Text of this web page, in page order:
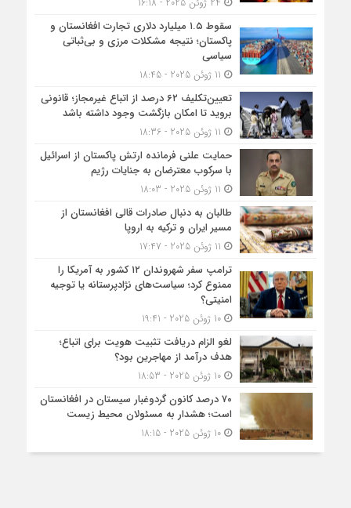
سقوط ۱.۵ میلیارد دلاری تجارت افغانستان و
پاکستان؛ نتیجه مشکلات مرزی و بی‌ثباتی
سیاسی
تعیین‌تکلیف ۶۲ درصد از اتباع غیرمجاز؛ قانونی
بروید تا امکان بازگشت وجود داشته باشد
حمایت علنی فرمانده ارتش پاکستان از اسرائیل
با سرکوب معترضان به جنایات رژیم
طالبان به دنبال صادرات قالی افغانستان از
مسیر ایران و ترکیه به اروپا
ترامپ سفر شهروندان ۱۲ کشور به آمریکا را
ممنوع کرد؛ سیاست‌های نژادپرستانه یا توجیه
امنیتی؟
10 ژوئن 2025 - 19:41
لغو الزام دریافت تثبیت هویت برای اتباع؛
هدف درآمد از مهاجرین بود؟
10 ژوئن 2025 - 18:53
۷۰ درصد کانون گردوغبار سیستان در افغانستان
است؛ هشدار به مسئولان محیط زیست
10 ژوئن 2025 - 18:15